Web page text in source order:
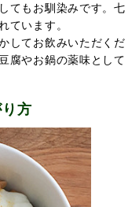
てもお馴染みです。七
ています。
してお飲みいただくだ
腐やお鍋の薬味として
方